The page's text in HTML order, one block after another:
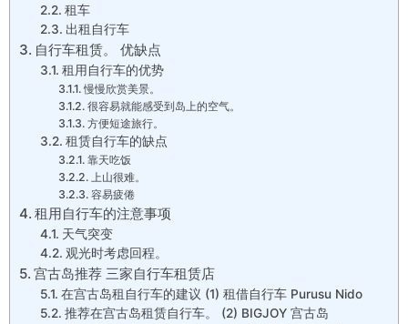
租车
出租自行车
自行车租赁。 优缺点
租用自行车的优势
慢慢欣赏美景。
很容易就能感受到岛上的空气。
方便短途旅行。
租赁自行车的缺点
靠天吃饭
上山很难。
容易疲倦
租用自行车的注意事项
天气突变
观光时考虑回程。
宫古岛推荐 三家自行车租赁店
在宫古岛租自行车的建议 (1) 租借自行车 Purusu Nido
推荐在宫古岛租赁自行车。 (2) BIGJOY 宫古岛